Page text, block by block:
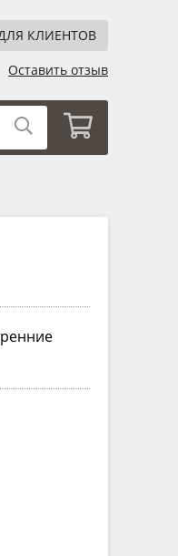
КЛИЕНТОВ
Оставить отзыв